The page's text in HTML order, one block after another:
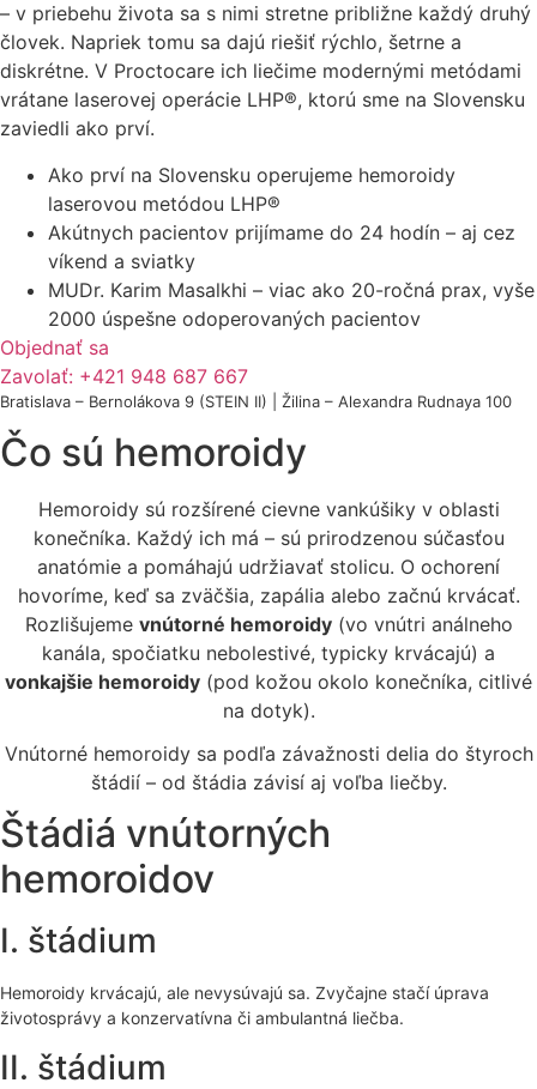
– v priebehu života sa s nimi stretne približne každý druhý
človek. Napriek tomu sa dajú riešiť rýchlo, šetrne a
diskrétne. V Proctocare ich liečime modernými metódami
vrátane laserovej operácie LHP®, ktorú sme na Slovensku
zaviedli ako prví.
Ako prví na Slovensku operujeme hemoroidy
laserovou metódou LHP®
Akútnych pacientov prijímame do 24 hodín – aj cez
víkend a sviatky
MUDr. Karim Masalkhi – viac ako 20-ročná prax, vyše
2000 úspešne odoperovaných pacientov
Objednať sa
Zavolať: +421 948 687 667
Bratislava – Bernolákova 9 (STEIN II) | Žilina – Alexandra Rudnaya 100
Čo sú hemoroidy
Hemoroidy sú rozšírené cievne vankúšiky v oblasti
konečníka. Každý ich má – sú prirodzenou súčasťou
anatómie a pomáhajú udržiavať stolicu. O ochorení
hovoríme, keď sa zväčšia, zapália alebo začnú krvácať.
Rozlišujeme vnútorné hemoroidy(vo vnútri análneho
kanála, spočiatku nebolestivé, typicky krvácajú) a
vonkajšie hemoroidy (pod kožou okolo konečníka, citlivé
na dotyk).
Vnútorné hemoroidy sa podľa závažnosti delia do štyroch
štádií – od štádia závisí aj voľba liečby.
Štádiá vnútorných
hemoroidov
I. štádium
Hemoroidy krvácajú, ale nevysúvajú sa. Zvyčajne stačí úprava
životosprávy a konzervatívna či ambulantná liečba.
II. štádium